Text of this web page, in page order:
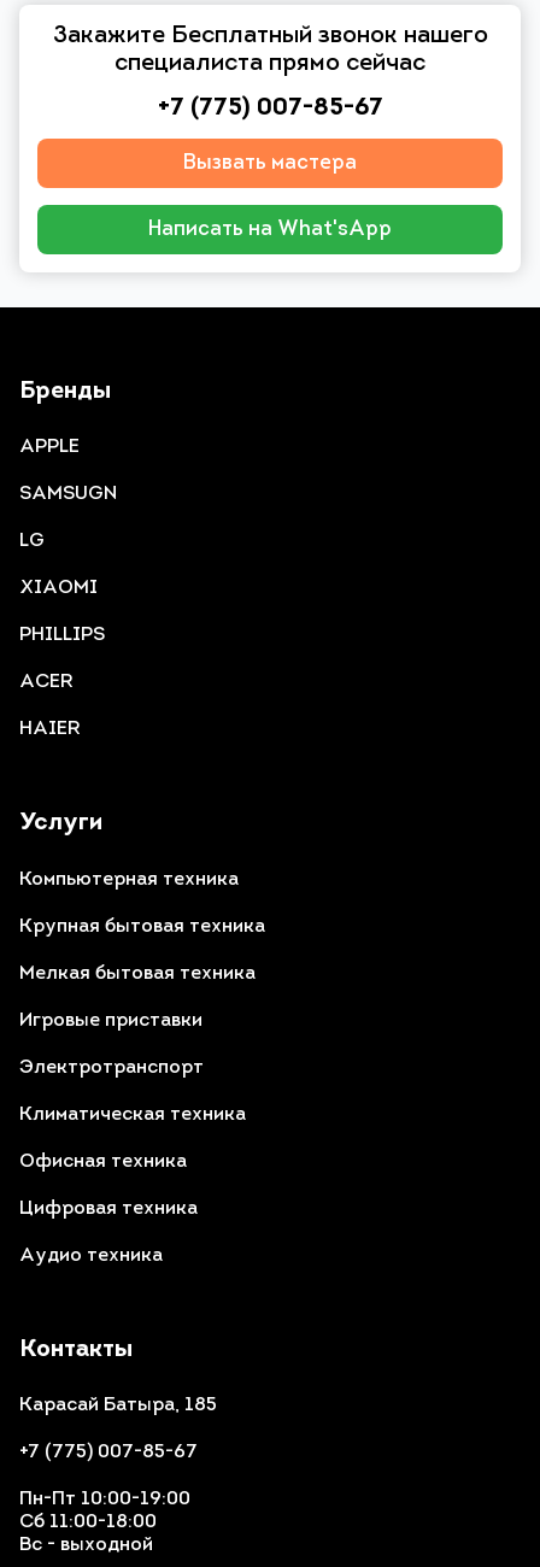
Закажите Бесплатный звонок нашего
специалиста прямо сейчас
+7 (775) 007-85-67
Вызвать мастера
Написать на What'sApp
Контакты
Карасай Батыра, 185
+7 (775) 007-85-67
Пн-Пт 10:00-19:00
Сб 11:00-18:00
Вс - выходной
Услуги
Компьютерная техника
Крупная бытовая техника
Мелкая бытовая техника
Игровые приставки
Электротранспорт
Климатическая техника
Офисная техника
Цифровая техника
Аудио техника
Бренды
APPLE
SAMSUGN
LG
XIAOMI
PHILLIPS
ACER
HAIER